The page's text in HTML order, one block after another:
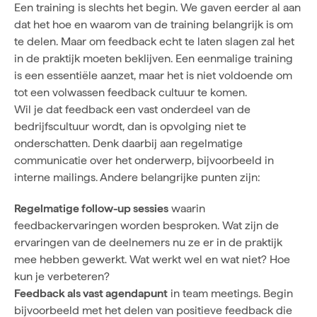
Een training is slechts het begin. We gaven eerder al aan
dat het hoe en waarom van de training belangrijk is om
te delen. Maar om feedback echt te laten slagen zal het
in de praktijk moeten beklijven. Een eenmalige training
is een essentiële aanzet, maar het is niet voldoende om
tot een volwassen feedback cultuur te komen.
Wil je dat feedback een vast onderdeel van de
bedrijfscultuur wordt, dan is opvolging niet te
onderschatten. Denk daarbij aan regelmatige
communicatie over het onderwerp, bijvoorbeeld in
interne mailings. Andere belangrijke punten zijn:
Regelmatige follow-up sessies waarin
feedbackervaringen worden besproken. Wat zijn de
ervaringen van de deelnemers nu ze er in de praktijk
mee hebben gewerkt. Wat werkt wel en wat niet? Hoe
kun je verbeteren?
Feedback als vast agendapunt in team meetings. Begin
bijvoorbeeld met het delen van positieve feedback die